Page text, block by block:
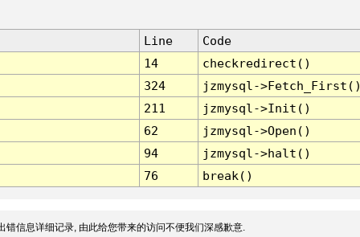
Line
Code
14
checkredirect()
324
jzmysql-
211
jzmysql->Init()
62
jzmysql->Open()
94
jzmysql->halt()
76
break()
错信息详细记录, 由此给您带来的访问不便我们深感歉意.